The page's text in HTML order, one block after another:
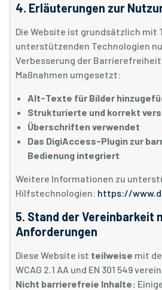
4. Erläuterungen zur
Die Website ist grundsätzlich mit
unterstützenden Technologien
Verbesserung der
Maßnahmen umgesetzt:
Alt-Texte für Bilder
Strukturierte und korrekt
Überschriften verwendet
Das DigiAccess-Plugin zur
Bedienung integriert
Weitere Informationen zu
Hilfstechnologien: https://
5. Stand der Vereinbarkeit
Anforderungen
Diese Website ist teilweise mit
WCAG 2.1 AA und EN 301 549
Nicht barrierefreie Inhalte: